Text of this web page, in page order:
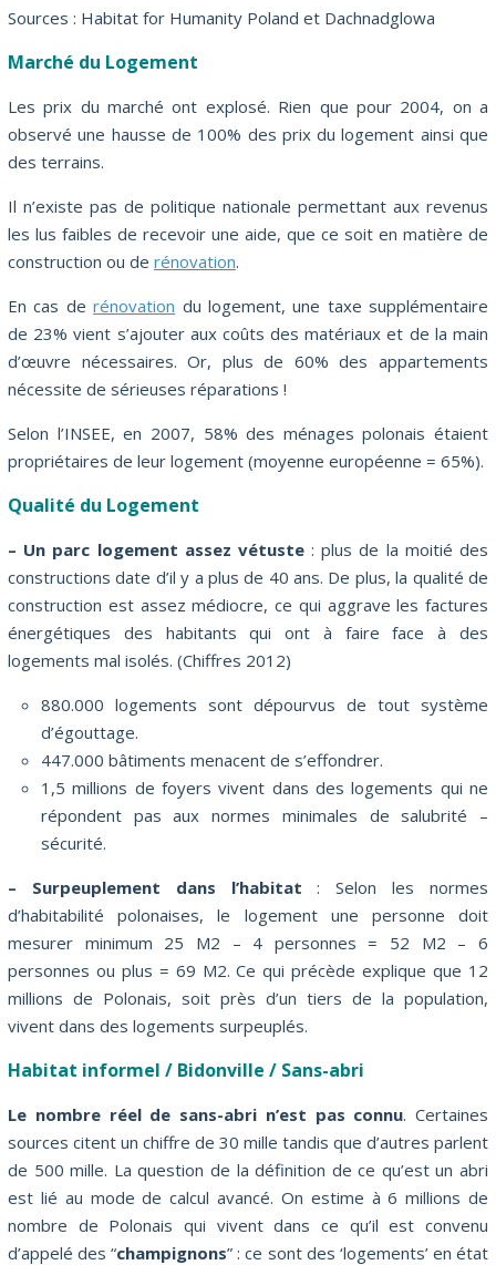
Sources : Habitat for Humanity Poland et Dachnadglowa
Marché du Logement
Les prix du marché ont explosé. Rien que pour 2004, on a
observé une hausse de 100% des prix du logement ainsi que
des terrains.
Il n’existe pas de politique nationale permettant aux revenus
les lus faibles de recevoir une aide, que ce soit en matière de
construction ou de rénovation.
En cas derénovation du logement, une taxe supplémentaire
de 23% vient s’ajouter aux coûts des matériaux et de la main
d’œuvre nécessaires. Or, plus de 60% des appartements
nécessite de sérieuses réparations !
Selon l’INSEE, en 2007, 58% des ménages polonais étaient
propriétaires de leur logement (moyenne européenne = 65%).
Qualité du Logement
– Un parc logement assez vétuste: plus de la moitié des
constructions date d’il y a plus de 40 ans. De plus, la qualité de
construction est assez médiocre, ce qui aggrave les factures
énergétiques des habitants qui ont à faire face à des
logements mal isolés. (Chiffres 2012)
880.000 logements sont dépourvus de tout système
d’égouttage.
447.000 bâtiments menacent de s’effondrer.
1,5 millions de foyers vivent dans des logements qui ne
répondent pas aux normes minimales de salubrité –
sécurité.
– Surpeuplement dans l’habitat : Selon les normes
d’habitabilité polonaises, le logement une personne doit
mesurer minimum 25 M2 – 4 personnes = 52 M2 – 6
personnes ou plus = 69 M2. Ce qui précède explique que 12
millions de Polonais, soit près d’un tiers de la population,
vivent dans des logements surpeuplés.
Habitat informel / Bidonville / Sans-abri
Le nombre réel de sans-abri n’est pas connu. Certaines
sources citent un chiffre de 30 mille tandis que d’autres parlent
de 500 mille. La question de la définition de ce qu’est un abri
est lié au mode de calcul avancé. On estime à 6 millions de
nombre de Polonais qui vivent dans ce qu’il est convenu
d’appelé des “champignons” : ce sont des ‘logements’ en état